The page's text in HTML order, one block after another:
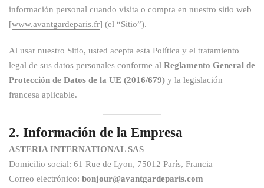
información personal cuando visita o compra en nuestro sitio web
[www.avantgardeparis.fr] (el “Sitio”).
Al usar nuestro Sitio, usted acepta esta Política y el tratamiento
legal de sus datos personales conforme al Reglamento General de
Protección de Datos de la UE (2016/679) y la legislación
francesa aplicable.
2. Información de la Empresa
ASTERIA INTERNATIONAL SAS
Domicilio social: 61 Rue de Lyon, 75012 París, Francia
Correo electrónico: bonjour@avantgardeparis.com